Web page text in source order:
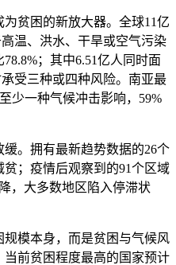
贫困的新放大器。全球11亿
温、洪水、干旱或空气污染
；其中6.51亿人同时面
受三种或四种风险。南亚最
少一种气候冲击影响，59%
。拥有最新趋势数据的26个
；疫情后观察到的91个区域
，大多数地区陷入停滞状
模本身，而是贫困与气候风
前贫困程度最高的国家预计